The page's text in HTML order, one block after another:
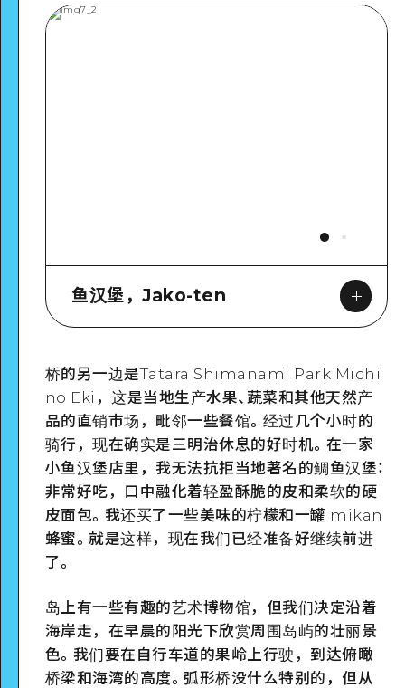
鱼汉堡，Jako-ten
Google Maps
桥的另一边是Tatara Shimanami Park Michi
no Eki，这是当地生产水果、蔬菜和其他天然产
品的直销市场，毗邻一些餐馆。经过几个小时的
骑行，现在确实是三明治休息的好时机。在一家
小鱼汉堡店里，我无法抗拒当地著名的鲷鱼汉堡：
非常好吃，口中融化着轻盈酥脆的皮和柔软的硬
皮面包。我还买了一些美味的柠檬和一罐 mikan
蜂蜜。就是这样，现在我们已经准备好继续前进
了。
岛上有一些有趣的艺术博物馆，但我们决定沿着
海岸走，在早晨的阳光下欣赏周围岛屿的壮丽景
色。我们要在自行车道的果岭上行驶，到达俯瞰
桥梁和海湾的高度。弧形桥没什么特别的，但从